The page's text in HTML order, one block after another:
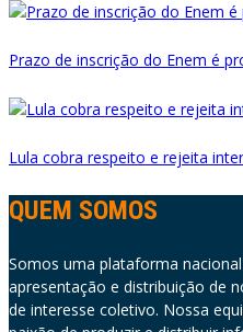
Prazo de inscrição do Enem é
Lula cobra respeito e rejeita
QUEM SOMOS
Somos uma plataforma
apresentação e distribuição de
de interesse coletivo. Nossa